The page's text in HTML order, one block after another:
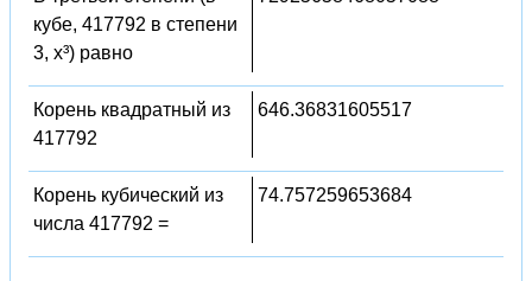
кубе, 417792 в степени
3, x³) равно
Корень квадратный из
417792
646.36831605517
Корень кубический из
числа 417792 =
74.757259653684